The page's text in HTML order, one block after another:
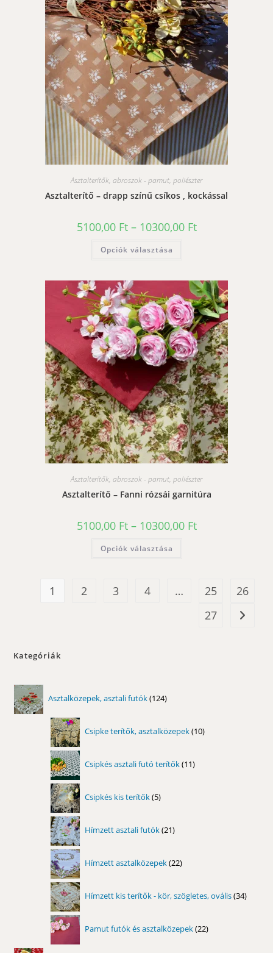
változatok
a
termékoldalon
választhatók
ki
Asztalterítők, abroszok - pamut, poliészter
Asztalterítő – drapp színű csíkos , kockással
5100,00 Ft – 10300,00 FtÁrtartomány:
5100,00 Ft
Opciók választása
van.
A
változatok
a
termékoldalon
választhatók
ki
Asztalterítők, abroszok - pamut, poliészter
Asztalterítő – Fanni rózsái garnitúra
5100,00 Ft – 10300,00 FtÁrtartomány:
5100,00 Ft
Opciók választása
A
termékoldalon
1 2 3 4 … 25
26
27
Kategóriák
Asztalközepek, asztali futók 124
termék
Csipke terítők, asztalközepek 10
termék
Csipkés asztali futó terítők 11
termék
Csipkés kis terítők 5
termék
Hímzett asztali futók 21
termék
Hímzett asztalközepek 22
termék
Hímzett kis terítők - kör, szögletes, ovális 34
termék
Pamut futók és asztalközepek 22
termék